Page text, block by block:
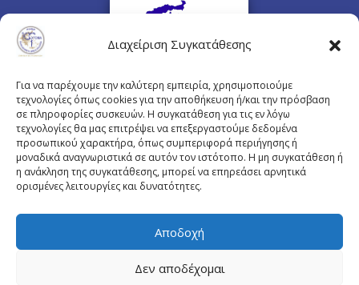
Διαχείριση Συγκατάθεσης
Για να παρέχουμε την καλύτερη εμπειρία, χρησιμοποιούμε
τεχνολογίες όπως cookies για την αποθήκευση ή/και την πρόσβαση
σε πληροφορίες συσκευών. Η συγκατάθεση για τις εν λόγω
τεχνολογίες θα μας επιτρέψει να επεξεργαστούμε δεδομένα
προσωπικού χαρακτήρα, όπως συμπεριφορά περιήγησης ή
μοναδικά αναγνωριστικά σε αυτόν τον ιστότοπο. Η μη συγκατάθεση ή
η ανάκληση της συγκατάθεσης, μπορεί να επηρεάσει αρνητικά
ορισμένες λειτουργίες και δυνατότητες.
Αποδοχή
Δεν αποδέχομαι
Πλουτάρχου 3, 10675 Αθήνα
Email επικοινωνίας:pisinfo@pis.gr